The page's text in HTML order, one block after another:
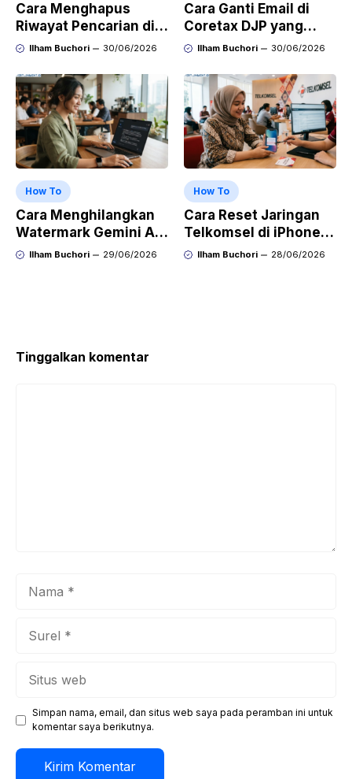
Cara Menghapus
Riwayat Pencarian di
Play Store di HP
OPPO, dan Vivo
Ilham Buchori 30/06/2026
Cara Ganti Email di
Coretax DJP yang
Sudah Tidak Aktif
Ilham Buchori 30/06/2026
How To
Cara Menghilangkan
Watermark Gemini AI
dengan Mudah Hasil
Ilham Buchori 29/06/2026
How To
Cara Reset Jaringan
Telkomsel di iPhone
agar Koneksi Stabil
Ilham Buchori 28/06/2026
Tinggalkan komentar
Simpan nama, email, dan situs web saya pada peramban ini untuk
komentar saya berikutnya.